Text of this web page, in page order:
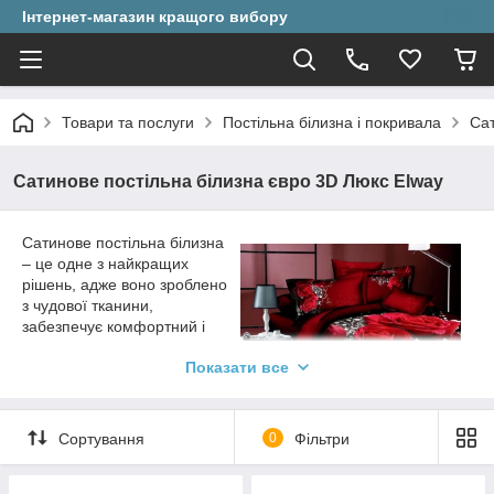
Інтернет-магазин кращого вибору
Товари та послуги Постільна білизна і покривала
Сатинове постільна білизна євро 3D Люкс Elway
Сатинове постільна білизна
– це одне з найкращих
рішень, адже воно зроблено
з чудової тканини,
забезпечує комфортний і
особливо цікаво –
представлений у найрізноманітніших кольорах. Купити
розкішна постільна білизна сьогодні ви зможете на нашому
Показати все
Сортування 0 Фільтри